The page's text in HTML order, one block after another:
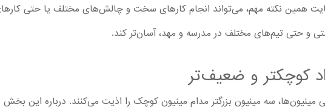
همین نکته مهم، می‌تواند انجام کارهای سخت و چالش‌های مختلف یا حتی
و حتی تیم‌های مختلف در مدرسه و مهد، آسان‌تر کند.
کوچکتر و ضعیف‌تر
مینیون‌ها، سه مینیون بزرگتر مدام مینیون کوچک را اذیت می‌کنند. درباره این